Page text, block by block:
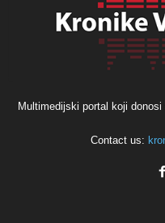
Multimedijski portal koji
Contact us: